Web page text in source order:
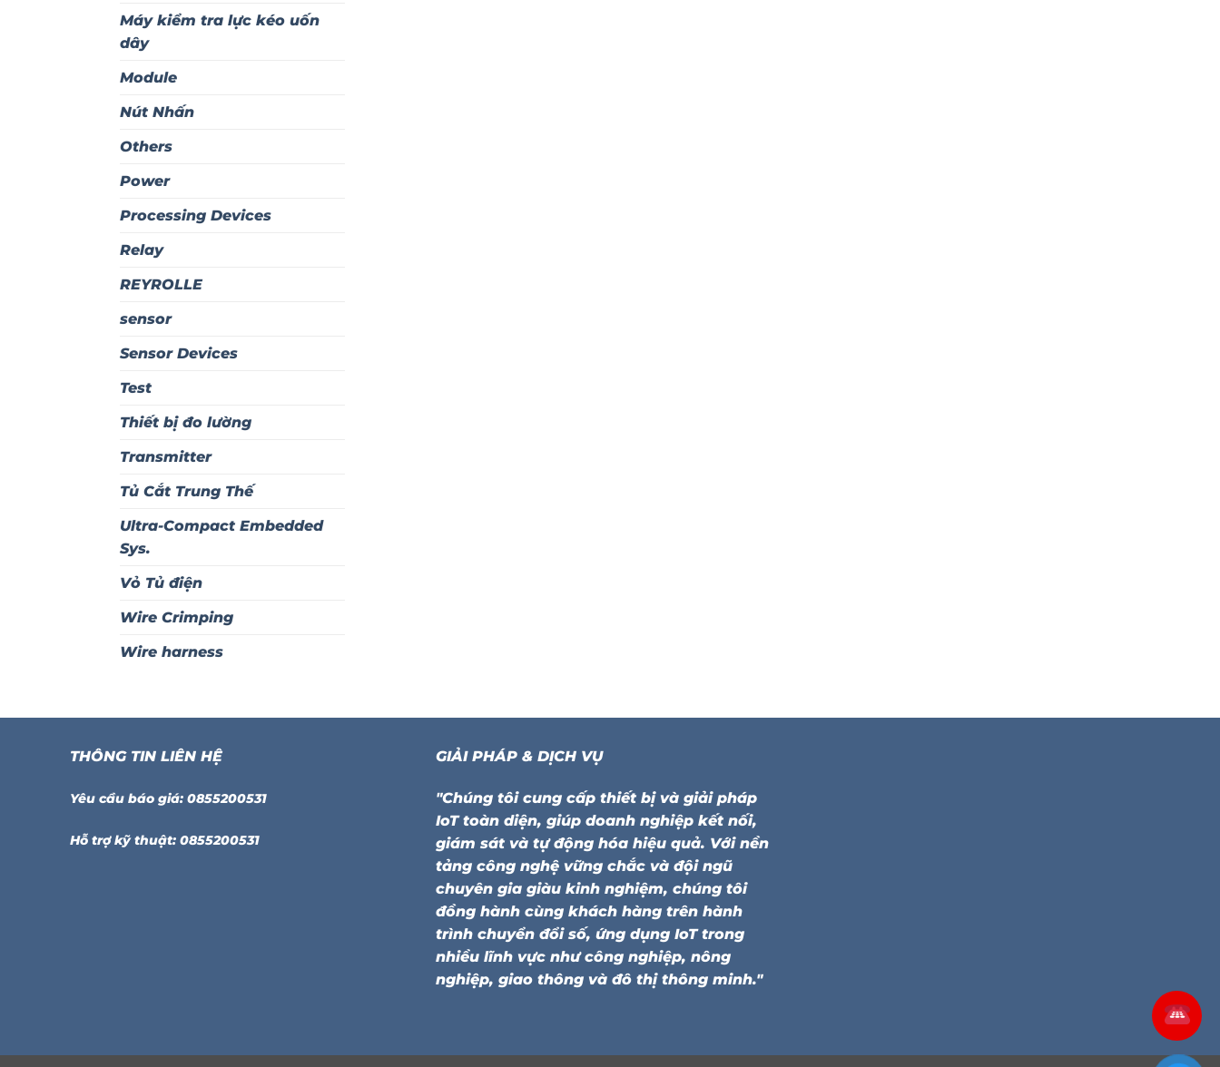
Máy kiểm tra lực kéo uốn
dây
Module
Nút Nhấn
Others
Power
Processing Devices
Relay
REYROLLE
sensor
Sensor Devices
Test
Thiết bị đo lường
Transmitter
Tủ Cắt Trung Thế
Ultra-Compact Embedded
Sys.
Vỏ Tủ điện
Wire Crimping
Wire harness
THÔNG TIN LIÊN HỆ
Yêu cầu báo giá: 0855200531
Hỗ trợ kỹ thuật: 0855200531
GIẢI PHÁP & DỊCH VỤ
"Chúng tôi cung cấp thiết bị và giải pháp
IoT toàn diện, giúp doanh nghiệp kết nối,
giám sát và tự động hóa hiệu quả. Với nền
tảng công nghệ vững chắc và đội ngũ
chuyên gia giàu kinh nghiệm, chúng tôi
đồng hành cùng khách hàng trên hành
trình chuyển đổi số, ứng dụng IoT trong
nhiều lĩnh vực như công nghiệp, nông
nghiệp, giao thông và đô thị thông minh."